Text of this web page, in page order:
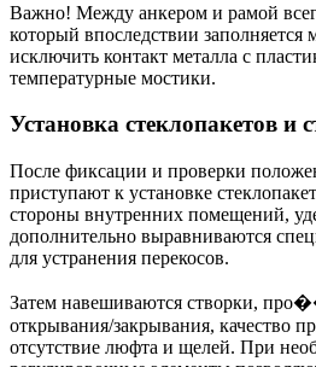
Важно! Между анкером и рамой
который впоследствии
исключить контакт металла с
температурные мостики.
Установка стеклопакетов и
После фиксации и проверки
приступают к установке
стороны внутренних помещений,
дополнительно выравниваются
для устранения перекосов.
Затем навешиваются створки,
открывания/закрывания, качество
отсутствие люфта и щелей. При